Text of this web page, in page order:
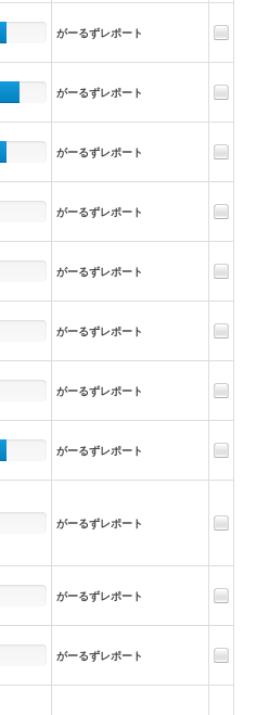
がーるずレポート
がーるずレポート
がーるずレポート
がーるずレポート
がーるずレポート
がーるずレポート
がーるずレポート
がーるずレポート
がーるずレポート
がーるずレポート
がーるずレポート